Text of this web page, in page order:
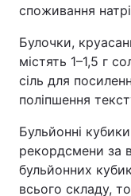
споживання
Булочки,
містять 1–1,5 г
сіль для
поліпшення
Бульйонні
рекордсмени за
бульйонних
всього складу,